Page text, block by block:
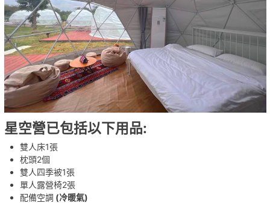
星空營已包括以下用品:
雙人床1張
枕頭2個
雙人四季被1張
單人露營椅2張
配備空調 (冷暖氣)